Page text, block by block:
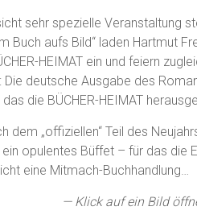
sehr spezielle Veranstaltung
Buch aufs Bild“ laden Hartmut
HEIMAT ein und feiern
deutsche Ausgabe des
die BÜCHER-HEIMAT
dem „offiziellen“ Teil des
opulentes Büffet – für das die
eine Mitmach-Buchhandlung…
— Klick auf ein Bild